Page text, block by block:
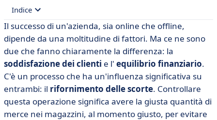
Indice
• Che cos'è il rifornimento delle scorte?
• Quanto è importante un rifornimento ottimale delle
scorte? I 2 vantaggi principali
• Quali sono le diverse strategie di rifornimento delle
scorte?
• Quali strumenti utilizzare per il rifornimento delle
scorte?
Il successo di un'azienda, sia online che offline,
dipende da una moltitudine di fattori. Ma ce ne sono
due che fanno chiaramente la differenza: la
soddisfazione dei clienti e l' equilibrio finanziario.
C'è un processo che ha un'influenza significativa su
entrambi: il rifornimento delle scorte. Controllare
questa operazione significa avere la giusta quantità di
merce nei magazzini, al momento giusto, per evitare